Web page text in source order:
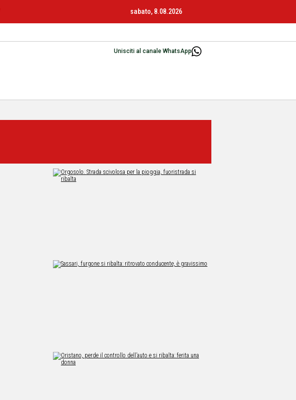
Unisciti al canale WhatsApp
sabato, 8.08.2026